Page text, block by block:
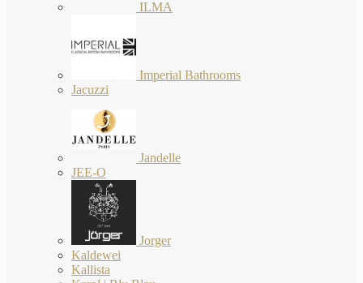
ILMA
Imperial Bathrooms
Jacuzzi
Jandelle
JEE-O
Jorger
Kaldewei
Kallista